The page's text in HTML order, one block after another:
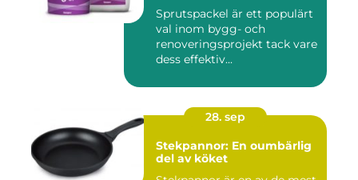
Sprutspackel är ett populärt
val inom bygg- och
renoveringsprojekt tack vare
dess effektiv...
28. sep
Stekpannor: En oumbärlig
del av köket